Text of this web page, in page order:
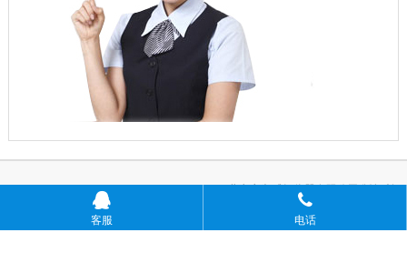
Copyright © 2009-2020 www.yxsensing.net 北京永兴感知仪器有限公司 版权所
京ICP备18022453号-4
客服 电话